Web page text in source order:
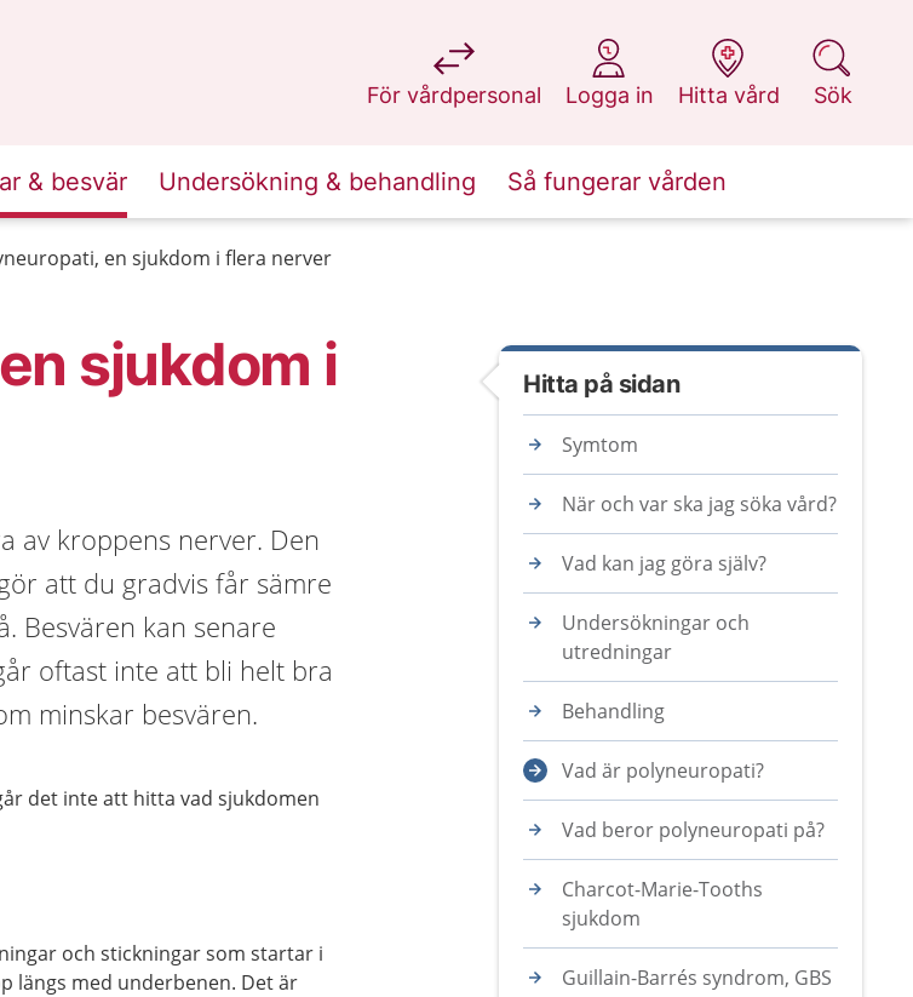
För vårdpersonal
på 1177.se
Logga in
på 1177.se
Hitta vård
på 1177.se
Sök
på 1177.se
& besvär Undersökning & behandling Så fungerar vården
en sjukdom i flera nerver
sjukdom i
av kroppens nerver. Den
att du gradvis får sämre
Besvären kan senare
oftast inte att bli helt bra
minskar besvären.
det inte att hitta vad sjukdomen
och stickningar som startar i
längs med underbenen. Det är
Hitta på sidan
Symtom
När och var ska jag söka vård?
Vad kan jag göra själv?
Undersökningar och
utredningar
Behandling
Vad är polyneuropati?
Vad beror polyneuropati på?
Charcot-Marie-Tooths
sjukdom
Guillain-Barrés syndrom, GBS